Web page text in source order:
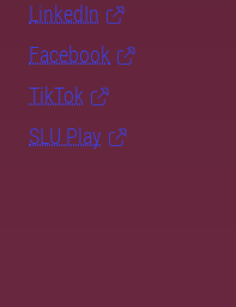
LinkedIn
Facebook
TikTok
SLU Play